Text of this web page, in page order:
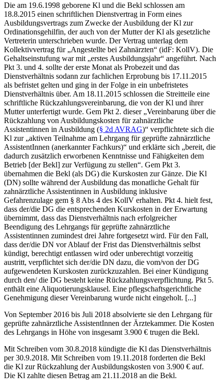
Die am 19.6.1998 geborene Kl und die Bekl schlossen am
18.8.2015 einen schriftlichen Dienstvertrag in Form eines
Ausbildungsvertrags zum Zwecke der Ausbildung der Kl zur
Ordinationsgehilfin, der auch von der Mutter der Kl als gesetzliche
Vertreterin unterschrieben wurde. Der Vertrag unterlag dem
Kollektivvertrag für „Angestellte bei Zahnärzten“ (idF: KollV). Die
Gehaltseinstufung war mit „erstes Ausbildungsjahr“ angeführt. Nach
Pkt 3. und 4. sollte der erste Monat als Probezeit und das
Dienstverhältnis sodann zur fachlichen Erprobung bis 17.11.2015
als befristet gelten und ging in der Folge in ein unbefristetes
Dienstverhältnis über. Am 18.11.2015 schlossen die Streitteile eine
schriftliche Rückzahlungsvereinbarung, die von der Kl und ihrer
Mutter unterfertigt wurde. Gem Pkt 2. dieser „Vereinbarung über die
Rückzahlung von Ausbildungskosten für zahnärztliche
Assistentinnen in Ausbildung (§ 2d AVRAG)“ verpflichtete sich die
Kl zur „aktiven Teilnahme am Lehrgang für geprüfte zahnärztliche
AssistentInnen (anerkannter Fachkurs)“ und erklärte sich „bereit, die
dadurch zusätzlich erworbenen Kenntnisse und Fähigkeiten dem
Betrieb [der Bekl] zur Verfügung zu stellen“. Gem Pkt 3.
übernahmen die Bekl (als DG) die Kurskosten zur Gänze. Die Kl
(DN) sollte während der Ausbildung das monatliche Gehalt für
zahnärztliche Assistentinnen in Ausbildung inklusive
Gefahrenzulage gem § 8 Abs 4 des KollV erhalten. Pkt 4. hielt fest,
dass der/die DG die entsprechenden Kurskosten in der Erwartung
übernimmt, dass das Dienstverhältnis nach erfolgreicher
Beendigung des Lehrgangs für geprüfte zahnärztliche
Assistentinnen zumindest drei Jahre fortgesetzt wird. Für den Fall,
dass der/die DN vor Ablauf der Frist das Dienstverhältnis selbst
kündigt, berechtigt entlassen wird oder unberechtigt vorzeitig
austritt, verpflichtet sich der/die DN dazu, die vom/von der DG
aufgewendeten Kurskosten zurückzuzahlen. Bei einer Kündigung
durch den/ die DG besteht keine Rückzahlungsverpflichtung. Pkt 5.
enthält eine Aliquotierungsklausel. Eine pflegschaftsgerichtliche
Genehmigung dieser Vereinbarung wurde nicht eingeholt. [...]
Von September 2016 bis Juli 2018 absolvierte sie den Lehrgang für
geprüfte zahnärztliche AssistentInnen der Ärztekammer. Die Kosten
des Lehrgangs in Höhe von insgesamt 3.900 € trugen die Bekl.
Mit Schreiben vom 30.8.2018 kündigte die Kl das Dienstverhältnis
per 30.9.2018. Mit Schreiben vom 19.11.2018 forderten die Bekl
die Kl zur Rückzahlung der Ausbildungskosten von 3.900 € auf.
Die Kl zahlte diesen Betrag am 21.11.2018 an die Bekl.